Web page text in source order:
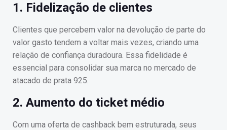
1. Fidelização de clientes
Clientes que percebem valor na devolução de parte do
valor gasto tendem a voltar mais vezes, criando uma
relação de confiança duradoura. Essa fidelidade é
essencial para consolidar sua marca no mercado de
atacado de prata 925.
2. Aumento do ticket médio
Com uma oferta de cashback bem estruturada, seus